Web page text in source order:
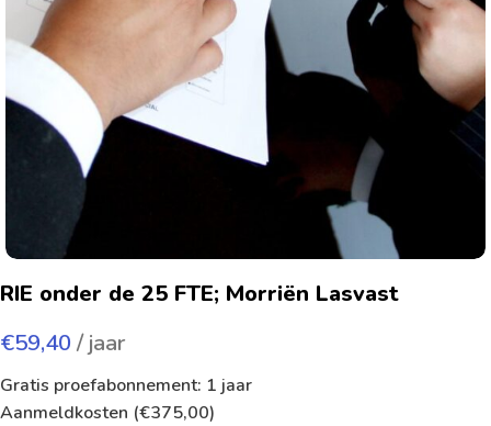
RIE onder de 25 FTE; Morriën Lasvast
€59,40 / jaar
Gratis proefabonnement: 1 jaar
Aanmeldkosten (€375,00)